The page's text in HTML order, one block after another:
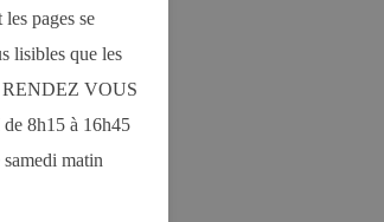
pages se
lisibles que les
RENDEZ VOUS
8h15 à 16h45
matin